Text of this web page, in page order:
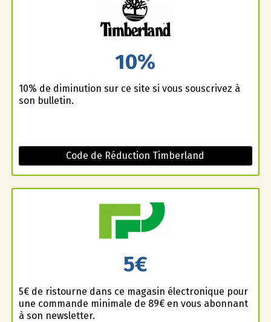
10%
10% de diminution sur ce site si vous souscrivez à
son bulletin.
Code de Réduction Timberland
5€
5€ de ristourne dans ce magasin électronique pour
une commande minimale de 89€ en vous abonnant
à son newsletter.